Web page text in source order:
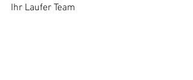
Ihr Laufer Team